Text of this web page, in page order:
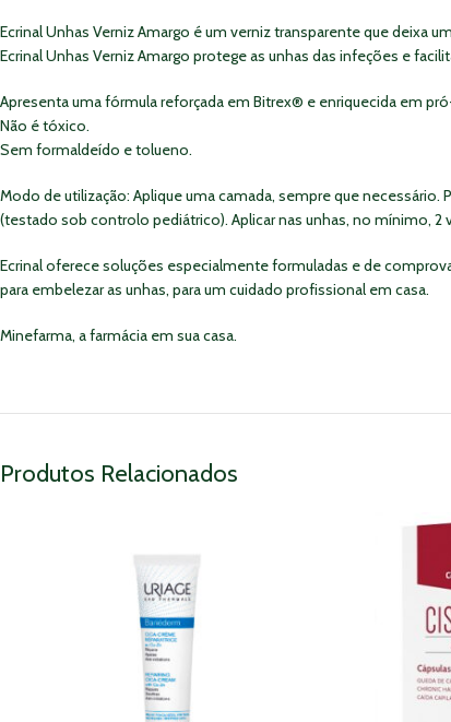
Ecrinal Unhas Verniz Amargo é um verniz transparente que deixa
Ecrinal Unhas Verniz Amargo protege as unhas das infeções e
Apresenta uma fórmula reforçada em Bitrex® e enriquecida em
Não é tóxico.
Sem formaldeído e tolueno.
Modo de utilização: Aplique uma camada, sempre que
(testado sob controlo pediátrico). Aplicar nas unhas, no mínimo, 2
Ecrinal oferece soluções especialmente formuladas e de
para embelezar as unhas, para um cuidado profissional em casa.
Minefarma, a farmácia em sua casa.
Produtos Relacionados